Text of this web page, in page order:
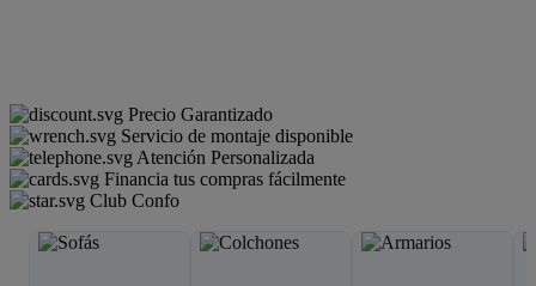
Precio Garantizado
Servicio de montaje disponible
Atención Personalizada
Financia tus compras fácilmente
Club Confo